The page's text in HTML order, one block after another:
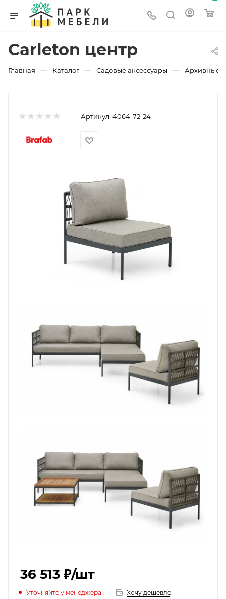
Carleton центр
Главная — Каталог — Садовые аксессуары — Архивные
Артикул: 4064-72-24
36 513 ₽/шт
Уточняйте у менеджера Хочу дешевле